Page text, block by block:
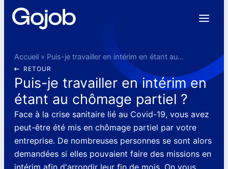
Accueil» Puis-je travailler en intérim en étant au chômage partiel ?
RETOUR
Puis-je travailler en intérim en
étant au chômage partiel ?
Face à la crise sanitaire lié au Covid-19, vous avez
peut-être été mis en chômage partiel par votre
entreprise. De nombreuses personnes se sont alors
demandées si elles pouvaient faire des missions en
intérim afin d'arrondir leur fin de mois. On vous